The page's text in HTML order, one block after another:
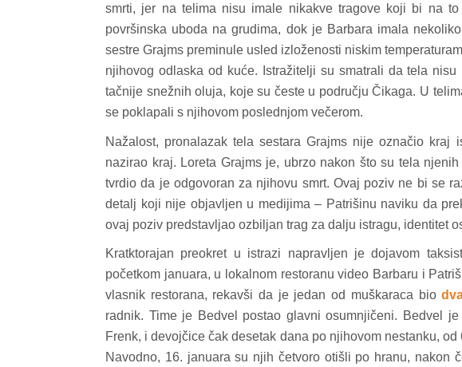
smrti, jer na telima nisu imale nikakve tragove koji bi na
površinska uboda na grudima, dok je Barbara imala
sestre Grajms preminule usled izloženosti niskim
njihovog odlaska od kuće. Istražitelji su smatrali da tela
tačnije snežnih oluja, koje su česte u području Čikaga. U
se poklapali s njihovom poslednjom večerom.
Nažalost, pronalazak tela sestara Grajms nije označio
nazirao kraj. Loreta Grajms je, ubrzo nakon što su tela
tvrdio da je odgovoran za njihovu smrt. Ovaj poziv ne bi se
detalj koji nije objavljen u medijima – Patrišinu naviku da
ovaj poziv predstavljao ozbiljan trag za dalju istragu, identitet
Kratktorajan preokret u istrazi napravljen je dojavom
početkom januara, u lokalnom restoranu video Barbaru i
vlasnik restorana, rekavši da je jedan od muškaraca bio
radnik. Time je Bedvel postao glavni osumnjičeni. Bedvel
Frenk, i devojčice čak desetak dana po njihovom nestanku,
Navodno, 16. januara su njih četvoro otišli po hranu, nakon